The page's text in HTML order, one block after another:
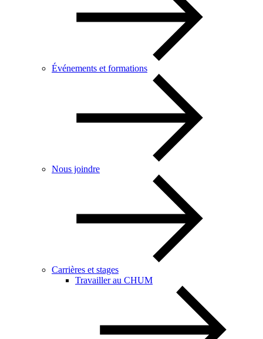
Événements et formations
Nous joindre
Carrières et stages
Travailler au CHUM